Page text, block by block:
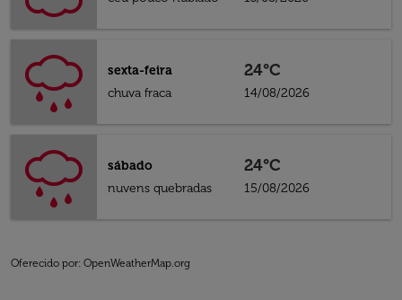
sexta-feira
chuva fraca
24°C
14/08/2026
sábado
nuvens quebradas
24°C
15/08/2026
Oferecido por: OpenWeatherMap.org